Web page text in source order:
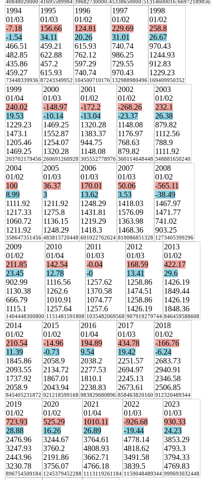
40848020000 41695589984 39682730000 45338650000 51314600016 66972189856
1994
01/03
-7.18
-1.54
466.51
482.85
435.86
459.27
73448339936
1995
01/03
156.66
34.11
459.21
622.88
457.2
615.93
87243349952
1996
01/02
124.81
20.26
615.93
762.12
597.29
740.74
104500710176
1997
01/02
229.69
31.01
740.74
986.25
729.55
970.43
132988980496
1998
01/02
258.8
26.67
970.43
1244.93
912.83
1229.23
169409950352
1999
01/04
240.02
19.53
1229.23
1473.1
1205.46
1469.25
203702179456
2000
01/03
-148.97
-10.14
1469.25
1552.87
1254.07
1320.28
260691260928
2001
01/02
-172.2
-13.04
1320.28
1383.37
944.75
1148.08
305552778976
2002
01/02
-268.26
-23.37
1148.08
1176.97
768.63
879.82
360114648448
2003
01/02
232.1
26.38
879.82
1112.56
788.9
1111.92
348881650240
2004
01/02
100
8.99
1111.92
1217.33
1060.72
1211.92
358647351456
2005
01/03
36.37
3
1211.92
1275.8
1136.15
1248.29
483815720448
2006
01/03
170.01
13.62
1248.29
1431.81
1219.29
1418.3
601022762624
2007
01/03
50.06
3.53
1418.03
1576.09
1363.98
1468.36
810086851328
2008
01/02
-565.11
-38.49
1467.97
1471.77
741.02
903.25
1273405399296
2009
01/02
211.85
23.45
902.99
1130.38
666.79
1115.1
1404448300800
2010
01/04
142.54
12.78
1116.56
1262.6
1010.91
1257.64
1151481591808
2011
01/03
-0.04
-0
1257.62
1370.58
1074.77
1257.6
1035482069568
2012
01/03
168.59
13.41
1258.86
1474.51
1258.86
1426.19
907919279744
2013
01/02
422.17
29.6
1426.19
1849.44
1426.19
1848.36
846459588608
2014
01/02
210.54
11.39
1845.86
2093.55
1737.92
2058.9
845405231872
2015
01/02
-14.96
-0.73
2058.9
2134.72
1867.01
2043.94
921218599168
2016
01/04
194.89
9.54
2038.2
2277.53
1810.1
2238.83
983829680896
2017
01/03
434.78
19.42
2251.57
2694.97
2245.13
2673.61
858463820160
2018
01/02
-166.76
-6.24
2683.73
2940.91
2346.58
2506.85
912320489344
2019
01/02
723.93
28.88
2476.96
3247.93
2443.96
3230.78
896754509184
2020
01/02
525.29
16.26
3244.67
3760.2
2191.86
3756.07
1245379452288
2021
01/04
1010.11
26.89
3764.61
4808.93
3662.71
4766.18
1113119261184
2022
01/03
-926.68
-19.44
4778.14
4818.62
3491.58
3839.5
1159048489344
2023
01/03
930.33
24.23
3853.29
4793.3
3794.33
4769.83
999693032448